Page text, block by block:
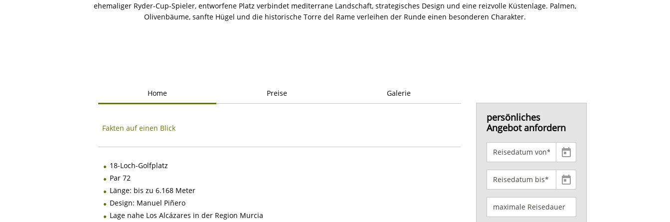
ehemaliger Ryder-Cup-Spieler, entworfene Platz verbindet mediterrane Landschaft, strategisches Design und eine reizvolle Küstenlage. Palmen,
Olivenbäume, sanfte Hügel und die historische Torre del Rame verleihen der Runde einen besonderen Charakter.
Home Preise Galerie
Fakten auf einen Blick
18-Loch-Golfplatz
Par 72
Länge: bis zu 6.168 Meter
Design: Manuel Piñero
Lage nahe Los Alcázares in der Region Murcia
persönliches
Angebot anfordern